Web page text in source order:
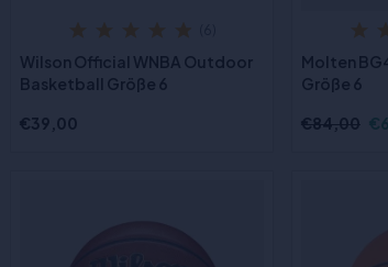
Wilson Official WNBA Outdoor
Basketball Größe 6
€39,00
Molten
Größe 6
€84,00